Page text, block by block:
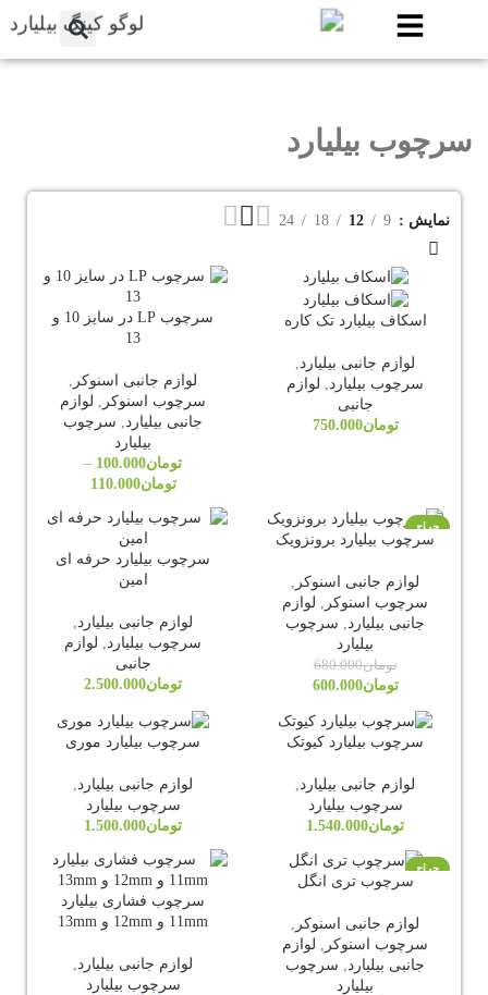
سرچوب بیلیارد
نمایش 9
12
18
24
اسکاف بیلیارد تک کاره
لوازم جانبی بیلیارد
سرچوب بیلیارد
لوازم
جانبی
تومان750.000
سرچوب LP در سایز 10 و
13
لوازم جانبی اسنوکر ,
سرچوب اسنوکر , لوازم
جانبی بیلیارد, سرچوب
بیلیارد
تومان100.000
–
تومان110.000
حراج
سرچوب بیلیارد برونزویک
لوازم جانبی اسنوکر ,
سرچوب اسنوکر , لوازم
جانبی بیلیارد, سرچوب
بیلیارد
تومان680.000
تومان600.000
سرچوب بیلیارد حرفه ای
امین
لوازم جانبی بیلیارد,
سرچوب بیلیارد, لوازم
جانبی
تومان2.500.000
سرچوب بیلیارد کیوتک
لوازم جانبی بیلیارد
سرچوب بیلیارد
تومان1.540.000
سرچوب بیلیارد موری
لوازم جانبی بیلیارد
سرچوب بیلیارد
تومان1.500.000
حراج
سرچوب تری انگل
لوازم جانبی اسنوکر
سرچوب اسنوکر
لوازم
جانبی بیلیارد
سرچوب
بیلیارد
سرچوب فشاری بیلیارد
11mm و 12mm و 13mm
لوازم جانبی بیلیارد
سرچوب بیلیارد